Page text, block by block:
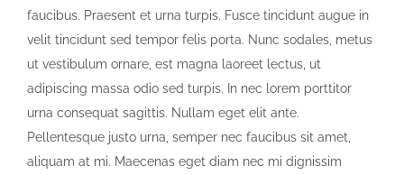
faucibus. Praesent et urna turpis. Fusce tincidunt augue in
velit tincidunt sed tempor felis porta. Nunc sodales, metus
ut vestibulum ornare, est magna laoreet lectus, ut
adipiscing massa odio sed turpis. In nec lorem porttitor
urna consequat sagittis. Nullam eget elit ante.
Pellentesque justo urna, semper nec faucibus sit amet,
aliquam at mi. Maecenas eget diam nec mi dignissim